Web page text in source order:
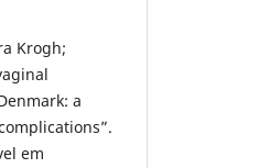
Krogh;
a
em